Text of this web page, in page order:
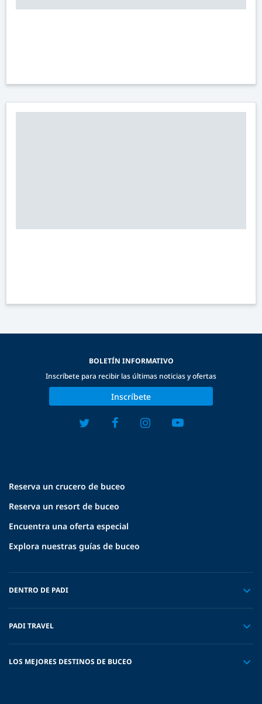
Reserva un crucero de buceo
Reserva un resort de buceo
Encuentra una oferta especial
Explora nuestras guías de buceo
DENTRO DE PADI
PADI TRAVEL
LOS MEJORES DESTINOS DE BUCEO
BOLETÍN INFORMATIVO
Inscríbete para recibir las últimas noticias y ofertas
Inscríbete